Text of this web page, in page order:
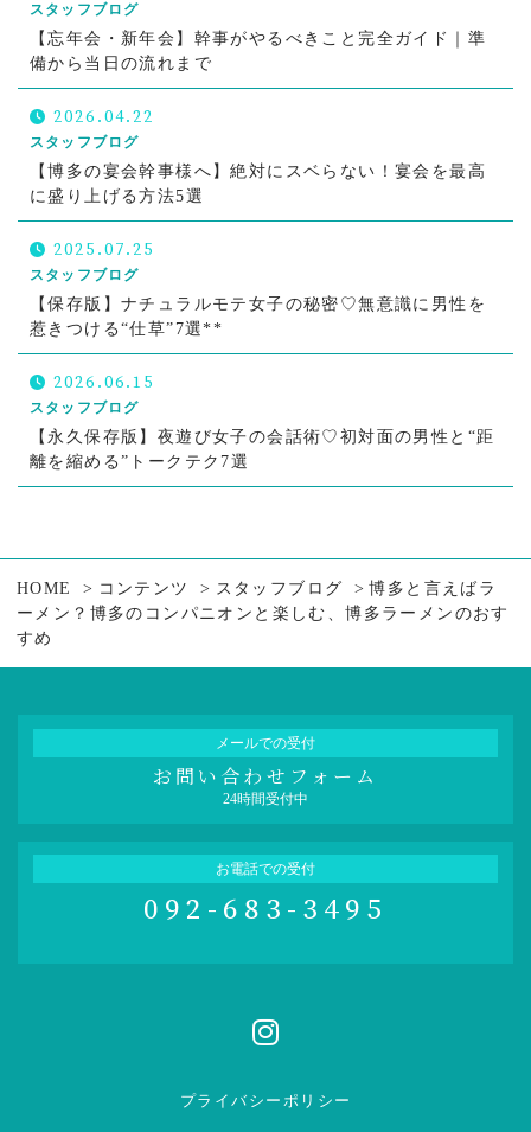
スタッフブログ
【忘年会・新年会】幹事がやるべきこと完全ガイド｜準
備から当日の流れまで
2026.04.22
スタッフブログ
【博多の宴会幹事様へ】絶対にスベらない！宴会を最高
に盛り上げる方法5選
2025.07.25
スタッフブログ
【保存版】ナチュラルモテ女子の秘密♡無意識に男性を
惹きつける“仕草”7選**
2026.06.15
スタッフブログ
【永久保存版】夜遊び女子の会話術♡初対面の男性と“距
離を縮める”トークテク7選
HOME コンテンツ スタッフブログ
博多と言えばラ
ーメン？博多のコンパニオンと楽しむ、博多ラーメンのおす
すめ
メールでの受付
お問い合わせフォーム
24時間受付中
お電話での受付
092-683-3495
プライバシーポリシー